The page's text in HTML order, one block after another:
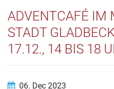
ADVENTCAFÉ IM
STADT
17.12., 14 BIS 18
06. Dec 2023